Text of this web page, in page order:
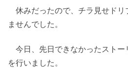
休みだったので、チラ見せドリ
ませんでした。
今日、先日できなかったストー
を行いました。